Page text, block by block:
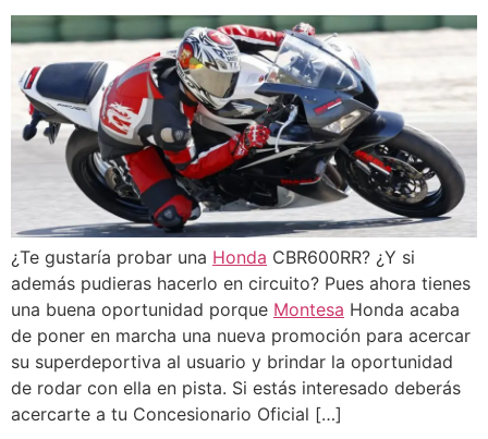
¿Te gustaría probar una Honda CBR600RR? ¿Y si
además pudieras hacerlo en circuito? Pues ahora tienes
una buena oportunidad porque Montesa Honda acaba
de poner en marcha una nueva promoción para acercar
su superdeportiva al usuario y brindar la oportunidad
de rodar con ella en pista. Si estás interesado deberás
acercarte a tu Concesionario Oficial […]